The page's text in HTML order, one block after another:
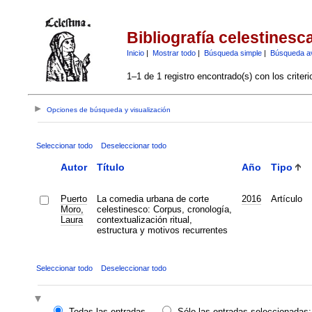
Bibliografía
Inicio| Mostrar todo| Búsqueda simple| Búsqueda
1–1 de 1 registro encontrado(s) con los
Opciones de búsqueda y visualización
Seleccionar todo Deseleccionar todo
Autor Título Año Tipo
Puerto
Moro,
Laura
La comedia urbana de corte
celestinesco: Corpus, cronología,
contextualización ritual,
estructura y motivos recurrentes
2016 Artículo
Seleccionar todo Deseleccionar todo